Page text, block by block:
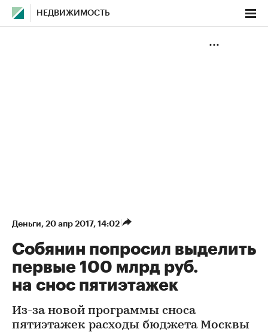
НЕДВИЖИМОСТЬ
Деньги⁠, 20 апр 2017, 14:02
Собянин попросил выделить
первые 100 млрд руб.
на снос пятиэтажек
Из-за новой программы сноса
пятиэтажек расходы бюджета Москвы